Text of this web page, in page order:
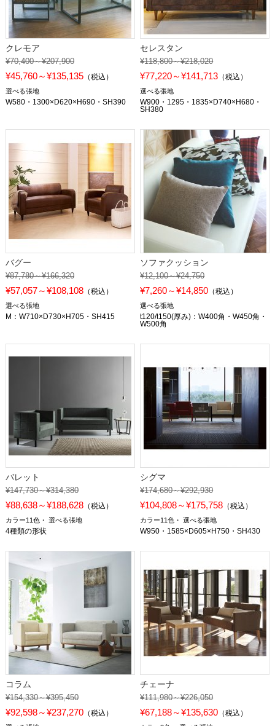
クレモア
¥70,400～¥207,900
¥45,760～¥135,135（税込）
選べる張地
W580・1300×D620×H690・SH390
セレスタン
¥118,800～¥218,020
¥77,220～¥141,713 （税込）
選べる張地
W900・1295・1835×D740×H680・
SH380
バグー
¥87,780～¥166,320
¥57,057～¥108,108（税込）
選べる張地
M：W710×D730×H705・SH415
ソファクッション
¥12,100～¥24,750
¥7,260～¥14,850 （税込）
選べる張地
t120/t150(厚み)：W400角・W450角・
W500角
バレット
¥147,730～¥314,380
¥88,638～¥188,628（税込）
カラー11色 選べる張地
4種類の形状
シグマ
¥174,680～¥292,930
¥104,808～¥175,758 （税込）
カラー11色 選べる張地
W950・1585×D605×H750・SH430
コラム
¥154,330～¥395,450
¥92,598～¥237,270（税込）
チェーナ
¥111,980～¥226,050
¥67,188～¥135,630 （税込）